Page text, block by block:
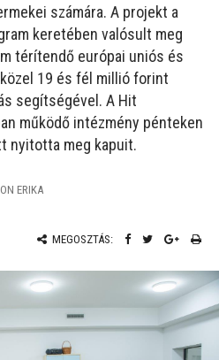
számára. A projekt a
keretében valósult meg
térítendő európai uniós és
19 és fél millió forint
segítségével. A Hit
működő intézmény pénteken
nyitotta meg kapuit.
ERIKA
MEGOSZTÁS: